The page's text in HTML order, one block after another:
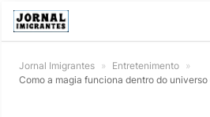
Jornal Imigrantes » Entretenimento »
Como a magia funciona dentro do